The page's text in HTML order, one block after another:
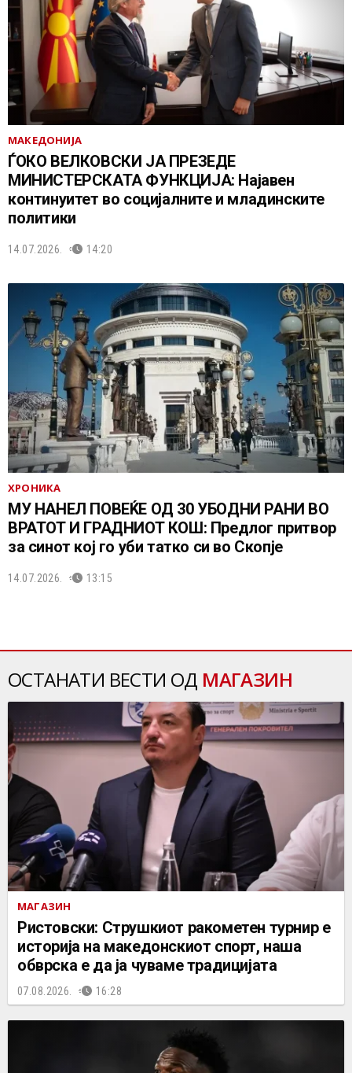
МАКЕДОНИЈА
ЃОКО ВЕЛКОВСКИ ЈА ПРЕЗЕДЕ
МИНИСТЕРСКАТА ФУНКЦИЈА: Најавен
континуитет во социјалните и младинските
политики
14.07.2026. 14:20
ХРОНИКА
МУ НАНЕЛ ПОВЕЌЕ ОД 30 УБОДНИ РАНИ ВО
ВРАТОТ И ГРАДНИОТ КОШ: Предлог притвор
за синот кој го уби татко си во Скопје
14.07.2026. 13:15
ОСТАНАТИ ВЕСТИ ОД МАГАЗИН
МАГАЗИН
Ристовски: Струшкиот ракометен турнир е
историја на македонскиот спорт, наша
обврска е да ја чуваме традицијата
07.08.2026. 16:28